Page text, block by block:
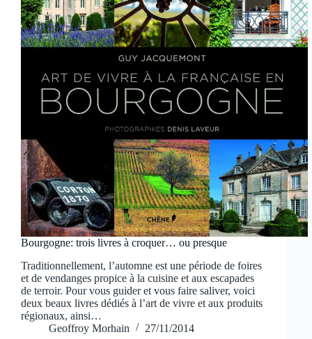
Bourgogne: trois livres à croquer… ou presque
Traditionnellement, l’automne est une période de foires
et de vendanges propice à la cuisine et aux escapades
de terroir. Pour vous guider et vous faire saliver, voici
deux beaux livres dédiés à l’art de vivre et aux produits
régionaux, ainsi…
Geoffroy Morhain
27/11/2014